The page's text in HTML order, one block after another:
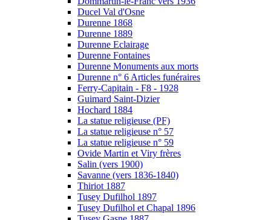
Ducel Val d'Osne
Durenne 1868
Durenne 1889
Durenne Eclairage
Durenne Fontaines
Durenne Monuments aux morts
Durenne n° 6 Articles funéraires
Ferry-Capitain - F8 - 1928
Guimard Saint-Dizier
Hochard 1884
La statue religieuse (PF)
La statue religieuse n° 57
La statue religieuse n° 59
Ovide Martin et Viry frères
Salin (vers 1900)
Savanne (vers 1836-1840)
Thiriot 1887
Tusey Dufilhol 1897
Tusey Dufilhol et Chapal 1896